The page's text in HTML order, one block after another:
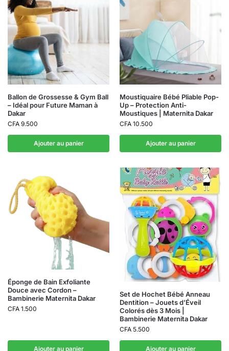
Ballon de Grossesse & Gym Ball
– Idéal pour Future Maman à
Dakar
CFA 9.500
Ajouter au panier
Moustiquaire Bébé Pliable Pop-
Up – Protection Anti-
Moustiques | Maternita Dakar
CFA 10.500
Ajouter au panier
Éponge de Bain Exfoliante
Douce avec Cordon –
Bambinerie Maternita Dakar
CFA 1.500
Ajouter au panier
Set de Hochet Bébé Anneau
Dentition – Jouets d’Éveil
Colorés dès 3 Mois |
Bambinerie Maternita Dakar
CFA 5.500
Ajouter au panier